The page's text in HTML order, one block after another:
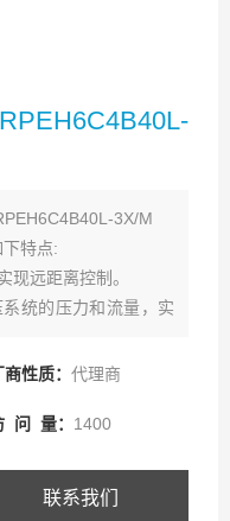
3X/M
特点:
现远距离控制。
统的压力和流量，实
商性质： 代理商
问 量： 1400
联系我们